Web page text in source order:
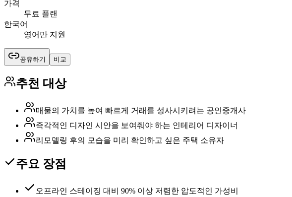
가격
무료 플랜
한국어
영어만 지원
공유하기 비교
추천 대상
매물의 가치를 높여 빠르게 거래를 성사시키려는 공인중개사
즉각적인 디자인 시안을 보여줘야 하는 인테리어 디자이너
리모델링 후의 모습을 미리 확인하고 싶은 주택 소유자
주요 장점
오프라인 스테이징 대비 90% 이상 저렴한 압도적인 가성비